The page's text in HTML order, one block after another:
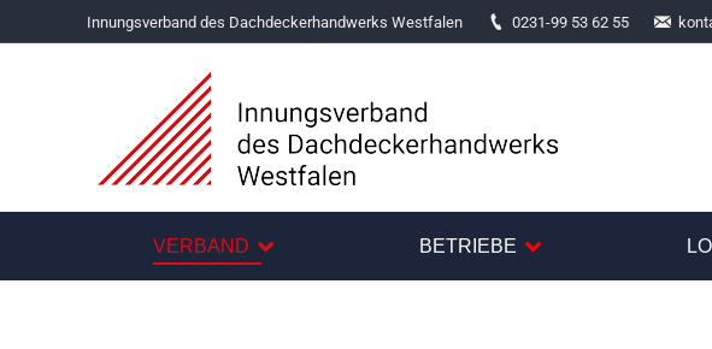
Innungsverband des Dachdeckerhandwerks Westfalen 0231-99 53 62 55
VERBAND BETRIEBE